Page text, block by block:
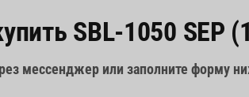
SBL-1050 SEP
мессенджер или заполните форму